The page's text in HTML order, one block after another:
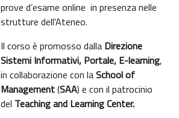
prove d’esame online in presenza nelle
strutture dell'Ateneo.
Il corso è promosso dalla Direzione
Sistemi Informativi, Portale, E-learning,
in collaborazione con laSchool of
Management(SAA) e con il patrocinio
del Teaching and Learning Center.